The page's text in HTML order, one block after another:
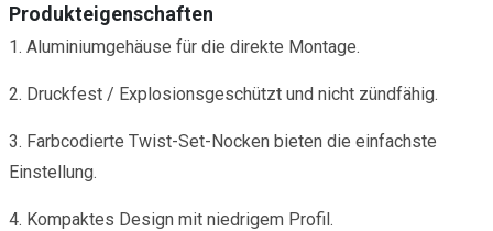
Produkteigenschaften
1. Aluminiumgehäuse für die direkte Montage.
2. Druckfest / Explosionsgeschützt und nicht zündfähig.
3. Farbcodierte Twist-Set-Nocken bieten die einfachste
Einstellung.
4. Kompaktes Design mit niedrigem Profil.